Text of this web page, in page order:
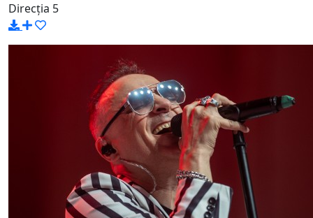
Direcția 5